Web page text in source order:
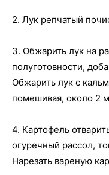
2. Лук репчатый
3. Обжарить лук на
полуготовности,
Обжарить лук с
помешивая, около 2
4. Картофель
огуречный рассол,
Нарезать вареную